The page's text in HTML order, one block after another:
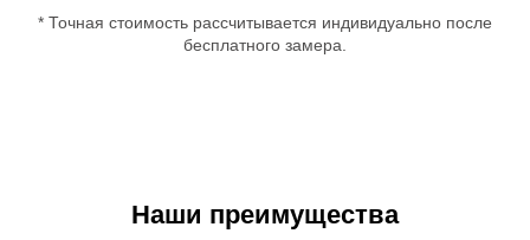
* Точная стоимость рассчитывается индивидуально после
бесплатного замера.
Наши преимущества